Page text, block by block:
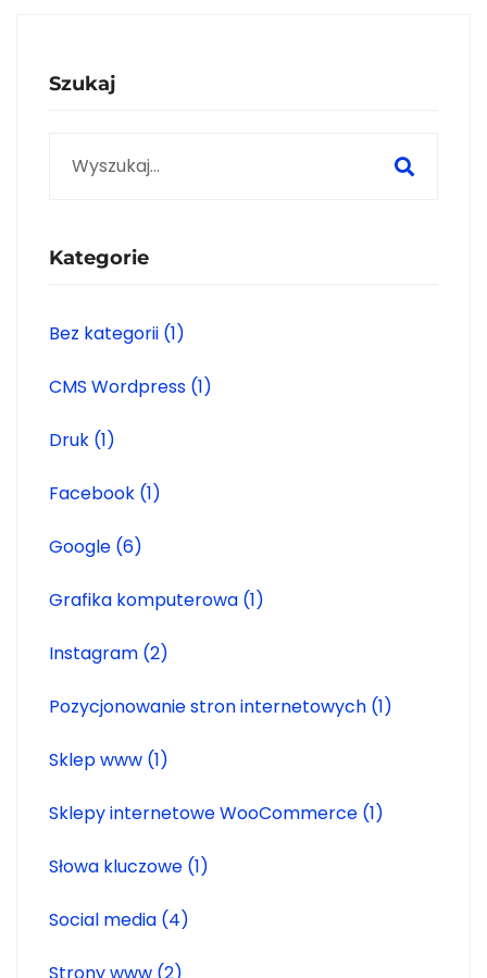
Szukaj
for:
Kategorie
Bez kategorii (1)
CMS Wordpress (1)
Druk (1)
Facebook (1)
Google (6)
Grafika komputerowa (1)
Instagram (2)
Pozycjonowanie stron internetowych (1)
Sklep www (1)
Sklepy internetowe WooCommerce (1)
Słowa kluczowe (1)
Social media (4)
Strony www (2)